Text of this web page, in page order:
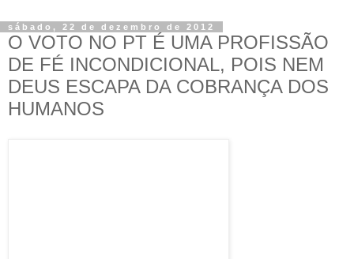
sábado, 22 de dezembro de 2012
O VOTO NO PT É UMA PROFISSÃO
DE FÉ INCONDICIONAL, POIS NEM
DEUS ESCAPA DA COBRANÇA DOS
HUMANOS